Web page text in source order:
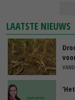
LAATSTE NIEUWS